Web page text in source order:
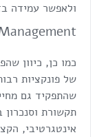
ולאפשר עמידה
כמו כן, כיוון
של פונקציות
שהתפקיד גם
תקשורת וסנכרון
אינטגרטיבי,